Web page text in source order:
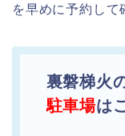
を早めに予約して
裏磐梯火
駐車場は